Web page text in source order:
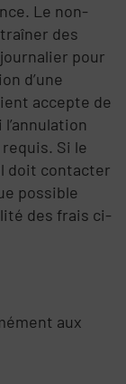
Le non-
des
pour
d’une
accepte de
Si le
doit contacter
possible
des frais ci-
aux